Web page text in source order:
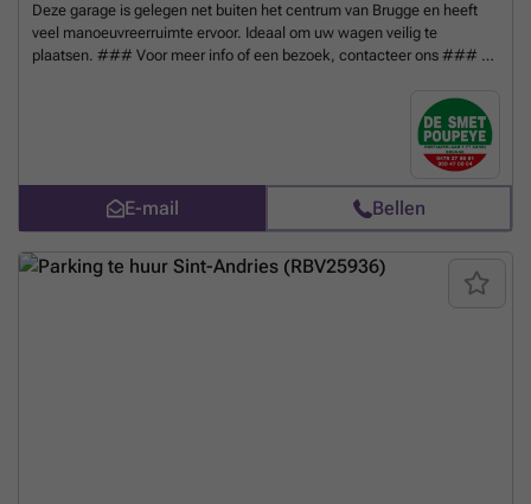
Deze garage is gelegen net buiten het centrum van Brugge en heeft
veel manoeuvreerruimte ervoor. Ideaal om uw wagen veilig te
plaatsen. ### Voor meer info of een bezoek, contacteer ons ### of
16,53m² - breedte : 2m90 - diepte : 5m70 - hoogte inrijpoort :
E-mail Bellen